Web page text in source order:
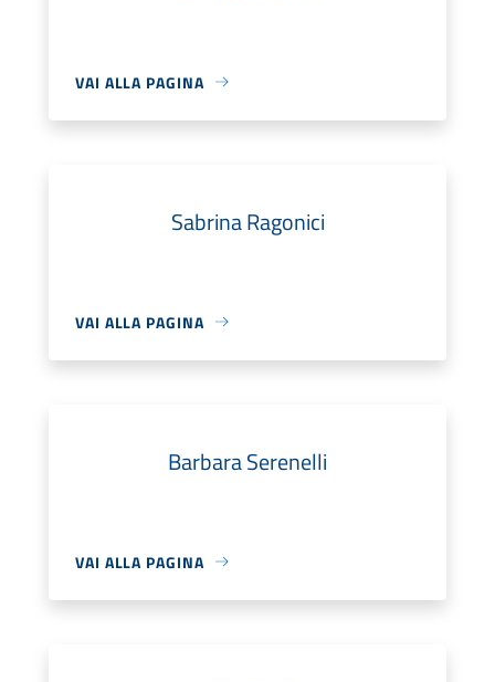
VAI ALLA PAGINA
Sabrina Ragonici
VAI ALLA PAGINA
Barbara Serenelli
VAI ALLA PAGINA